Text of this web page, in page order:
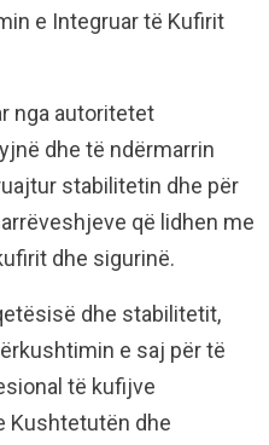
e Integruar të Kufirit
nga autoritetet
dhe të ndërmarrin
stabilitetin dhe për
që lidhen me
dhe sigurinë.
dhe stabilitetit,
e saj për të
të kufijve
Kushtetutën dhe